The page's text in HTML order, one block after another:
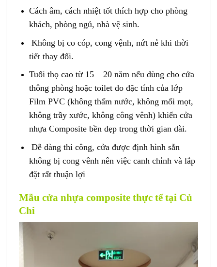
Cách âm, cách nhiệt tốt thích hợp cho phòng
khách, phòng ngủ, nhà vệ sinh.
Không bị co cóp, cong vệnh, nứt nẻ khi thời
tiết thay đổi.
Tuổi thọ cao từ 15 – 20 năm nếu dùng cho cửa
thông phòng hoặc toilet do đặc tính của lớp
Film PVC (không thấm nước, không mối mọt,
không trầy xước, không công vênh) khiến cửa
nhựa Composite bền đẹp trong thời gian dài.
Dễ dàng thi công, cửa được định hình sẵn
không bị cong vênh nên việc canh chỉnh và lắp
đặt rất thuận lợi
Mẫu cửa nhựa composite thực tế tại Củ
Chi